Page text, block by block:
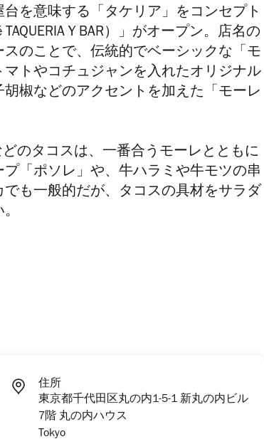
を意味する「タケリア」をコンセプト
Y BAR）」がオープン。店名の
のことで、伝統的でベーシックな「モ
トやコチュジャンを入れたオリジナル
椒などのアクセントを加えた「モーレ
のタコスは、一番合うモーレとともに
「ポソレ」や、牛ハラミや牛モツの串
も一般的だが、タコスの具材をサラダ
住所
東京都千代田区丸の内1-5-1 新丸の内ビル
7階 丸の内ハウス
Tokyo